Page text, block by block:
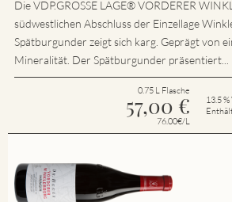
Die VDP.GROSSE LAGE® VORDERER
südwestlichen Abschluss der Einzellage
Spätburgunder zeigt sich karg. Geprägt von
Mineralität. Der Spätburgunder präsentiert...
0.75 L Flasche
57,00 €
76.00€/L
13.5 %